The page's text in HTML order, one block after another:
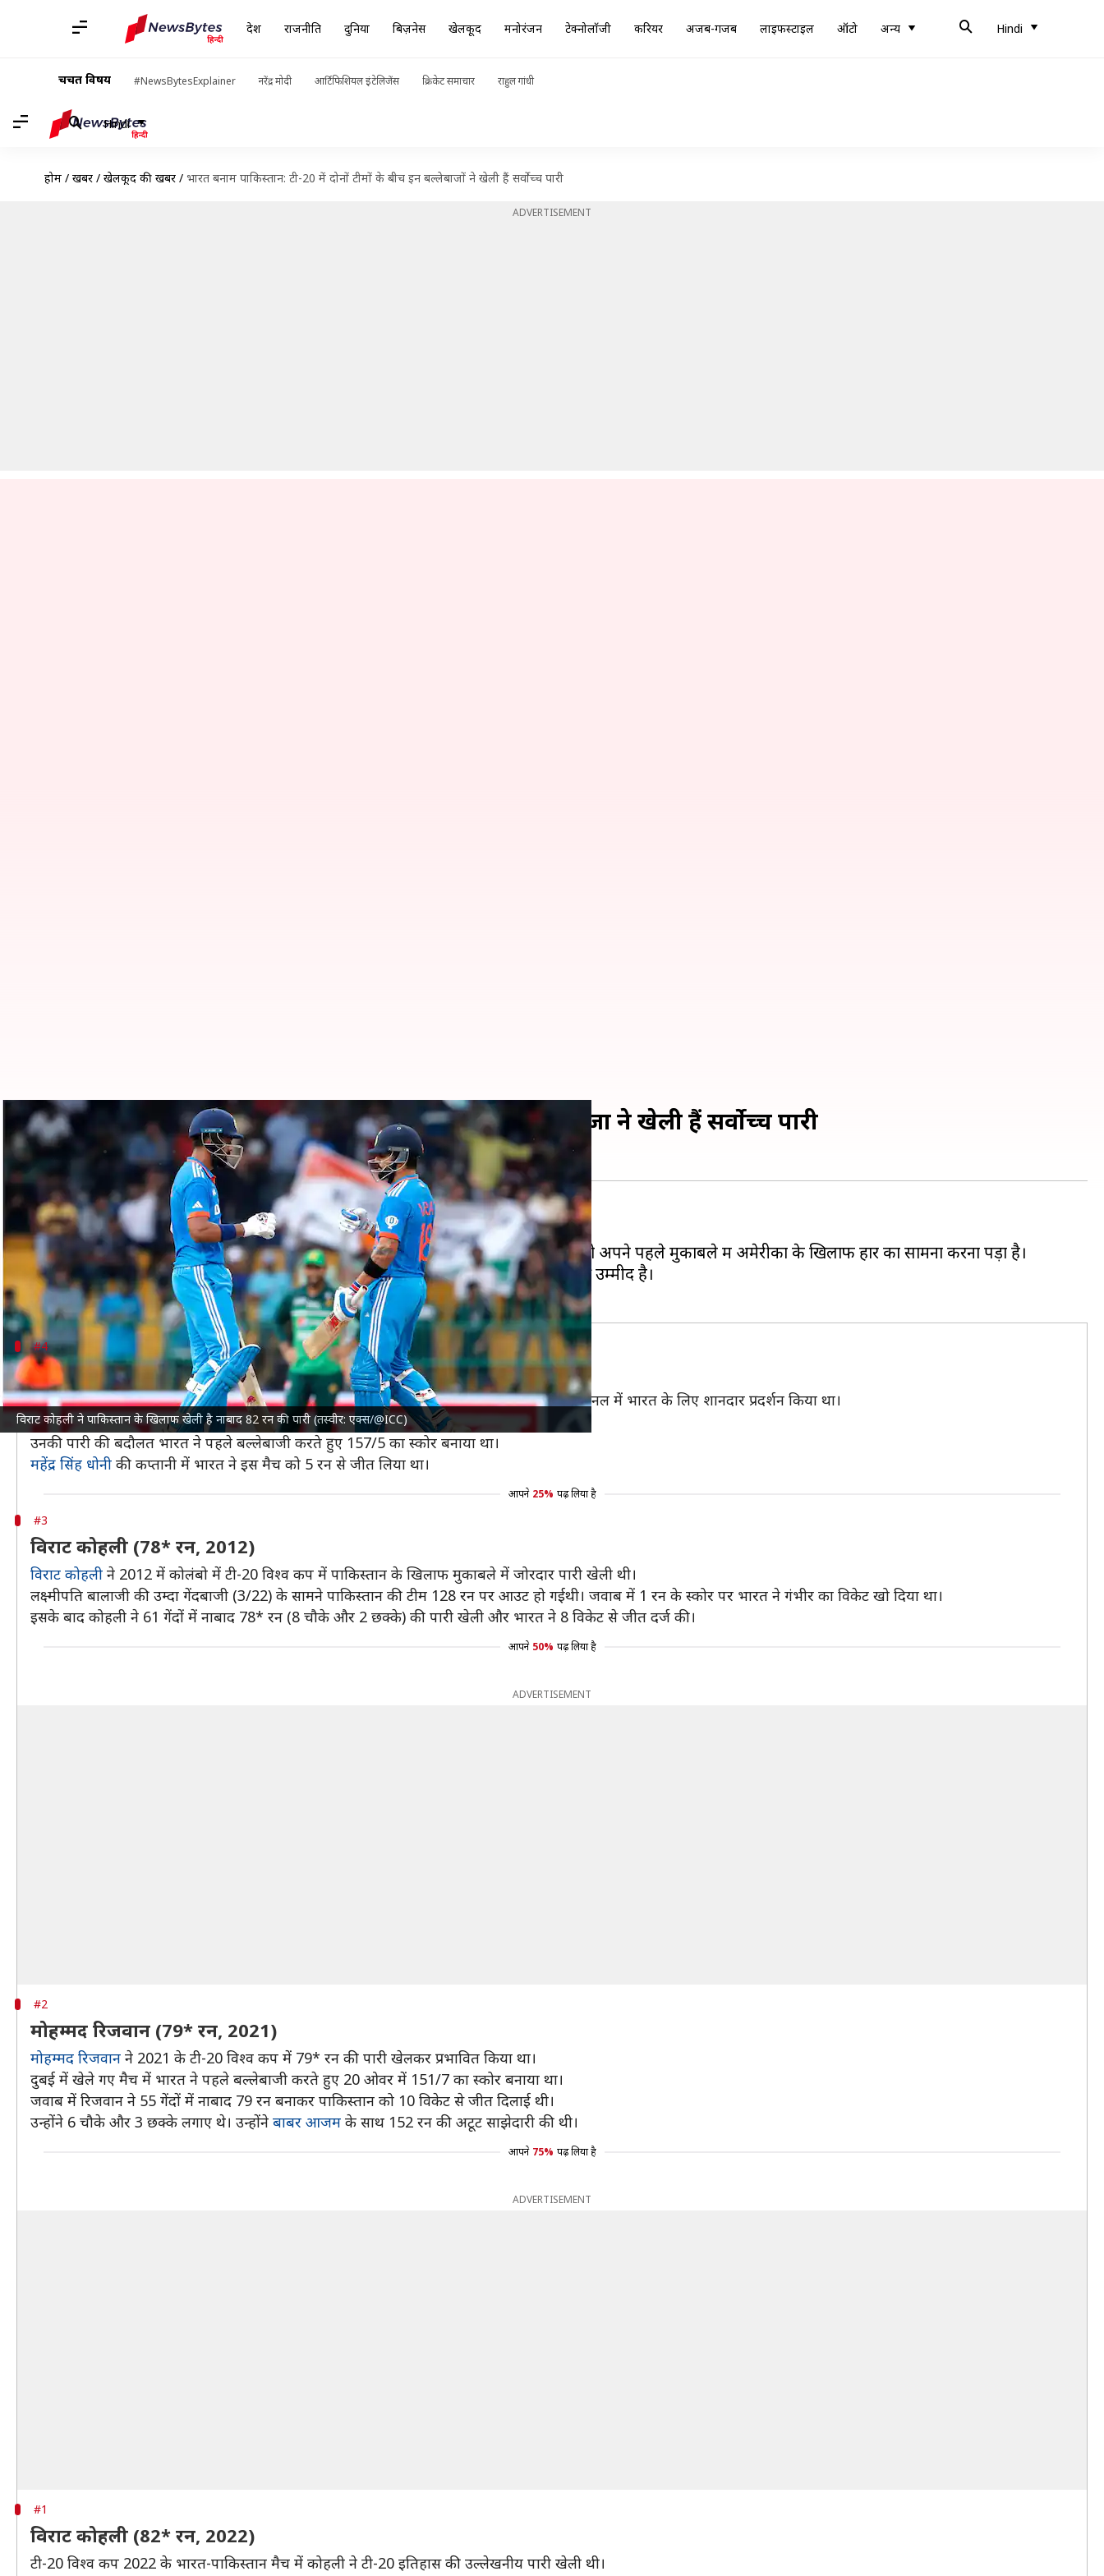
देश राजनीति दुनिया बिज़नेस खेलकूद मनोरंजन टेक्नोलॉजी करियर अजब-गजब लाइफस्टाइल ऑटो अन्य Hindi
चर्चित विषय #NewsBytesExplainer नरेंद्र मोदी आर्टिफिशियल इंटेलिजेंस क्रिकेट समाचार राहुल गांधी
Hindi
होम / खबरें / खेलकूद की खबरें / भारत बनाम पाकिस्तान: टी-20 में दोनों टीमों के बीच इन बल्लेबाजों ने खेली हैं सर्वोच्च पारी
ADVERTISEMENT
विराट कोहली ने पाकिस्तान के खिलाफ खेली है नाबाद 82 रन की पारी (तस्वीर: एक्स/@ICC)
भारत बनाम पाकिस्तान: टी-20 में दोनों टीमों के बीच इन बल्लेबाजों ने खेली हैं सर्वोच्च पारी
लेखन 09:29 pm
क्या है खबर?
टी-20 विश्व कप 2024 मेंभारतीय क्रिकेट टीमअब पाकिस्तान क्रिकेट टीम से 9 जून को भिड़ेगी।
इस संस्करण में भारत ने अपने पहले मैच में आयरलैंड को 8 विकेट से हराया है, जबकि पाकिस्तान को अपने पहले मुकाबले में अमेरीका के खिलाफ हार का सामना करना पड़ा है।
ऐसे में न्यूयॉर्क के नसाउ अंतरराष्ट्रीय क्रिकेट स्टेडियम में भारत-पाकिस्तान की भिड़ंत रोमांचक होने की उम्मीद है।
#4
गौतम गंभीर (75 रन, 2007)
पूर्व सलामी बल्लेबाजगौतम गंभीरने 2007 में जोहान्सबर्ग में पाकिस्तान के खिलाफ टी-20 विश्व कप फाइनल में भारत के लिए शानदार प्रदर्शन किया था।
बाएं हाथ के इस पूर्व बल्लेबाज ने 54 गेंदों पर 8 चौकों और 2 छक्कों की मदद से 75 रन बनाए थे।
उनकी पारी की बदौलत भारत ने पहले बल्लेबाजी करते हुए 157/5 का स्कोर बनाया था।
महेंद्र सिंह धोनी की कप्तानी में भारत ने इस मैच को 5 रन से जीत लिया था।
आपने 25% पढ़ लिया है
#3
विराट कोहली (78* रन, 2012)
विराट कोहली ने 2012 में कोलंबो में टी-20 विश्व कप में पाकिस्तान के खिलाफ मुकाबले में जोरदार पारी खेली थी।
लक्ष्मीपति बालाजी की उम्दा गेंदबाजी (3/22) के सामने पाकिस्तान की टीम 128 रन पर आउट हो गईथी। जवाब में 1 रन के स्कोर पर भारत ने गंभीर का विकेट खो दिया था।
इसके बाद कोहली ने 61 गेंदों में नाबाद 78* रन (8 चौके और 2 छक्के) की पारी खेली और भारत ने 8 विकेट से जीत दर्ज की।
आपने 50% पढ़ लिया है
ADVERTISEMENT
#2
मोहम्मद रिजवान (79* रन, 2021)
मोहम्मद रिजवान ने 2021 के टी-20 विश्व कप में 79* रन की पारी खेलकर प्रभावित किया था।
दुबई में खेले गए मैच में भारत ने पहले बल्लेबाजी करते हुए 20 ओवर में 151/7 का स्कोर बनाया था।
जवाब में रिजवान ने 55 गेंदों में नाबाद 79 रन बनाकर पाकिस्तान को 10 विकेट से जीत दिलाई थी।
उन्होंने 6 चौके और 3 छक्के लगाए थे। उन्होंने बाबर आजम के साथ 152 रन की अटूट साझेदारी की थी।
आपने 75% पढ़ लिया है
ADVERTISEMENT
#1
विराट कोहली (82* रन, 2022)
टी-20 विश्व कप 2022 के भारत-पाकिस्तान मैच में कोहली ने टी-20 इतिहास की उल्लेखनीय पारी खेली थी।